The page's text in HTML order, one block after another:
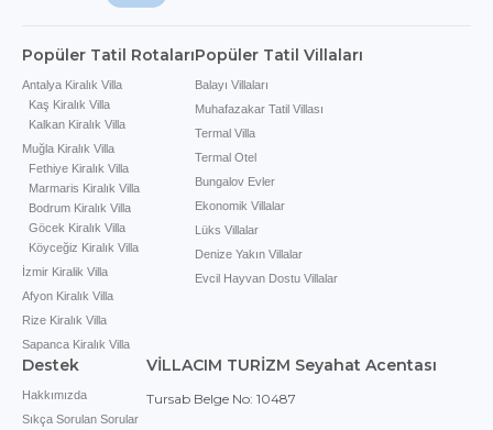
Popüler Tatil Rotaları
Antalya Kiralık Villa
Kaş Kiralık Villa
Kalkan Kiralık Villa
Muğla Kiralık Villa
Fethiye Kiralık Villa
Marmaris Kiralık Villa
Bodrum Kiralık Villa
Göcek Kiralık Villa
Köyceğiz Kiralık Villa
İzmir Kiralik Villa
Afyon Kiralık Villa
Rize Kiralık Villa
Sapanca Kiralık Villa
Popüler Tatil Villaları
Balayı Villaları
Muhafazakar Tatil Villası
Termal Villa
Termal Otel
Bungalov Evler
Ekonomik Villalar
Lüks Villalar
Denize Yakın Villalar
Evcil Hayvan Dostu Villalar
Destek
Hakkımızda
Sıkça Sorulan Sorular
VİLLACIM TURİZM Seyahat Acentası
Tursab Belge No: 10487